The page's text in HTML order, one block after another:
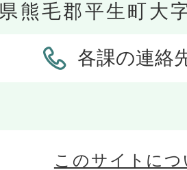
熊毛郡平生町大
各課の連絡
このサイトに